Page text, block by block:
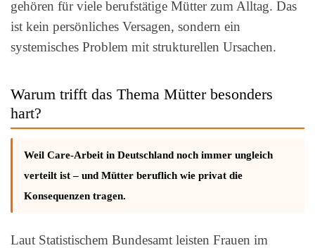
gehören für viele berufstätige Mütter zum Alltag. Das
ist kein persönliches Versagen, sondern ein
systemisches Problem mit strukturellen Ursachen.
Warum trifft das Thema Mütter besonders
hart?
Weil Care-Arbeit in Deutschland noch immer ungleich
verteilt ist – und Mütter beruflich wie privat die
Konsequenzen tragen.
Laut Statistischem Bundesamt leisten Frauen im